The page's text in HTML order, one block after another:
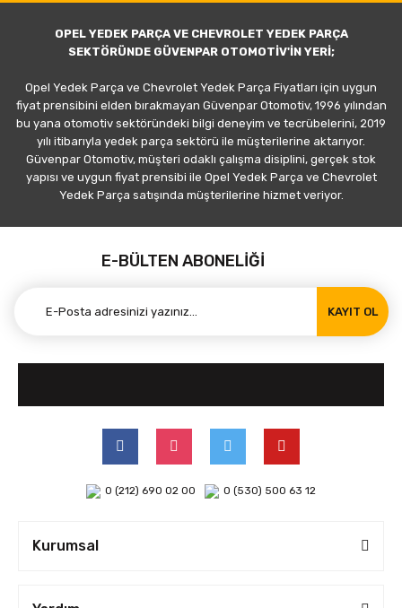
OPEL YEDEK PARÇA VE CHEVROLET YEDEK PARÇA
SEKTÖRÜNDE GÜVENPAR OTOMOTİV'İN YERİ;
Opel Yedek Parça ve Chevrolet Yedek Parça Fiyatları için uygun
fiyat prensibini elden bırakmayan Güvenpar Otomotiv, 1996 yılından
bu yana otomotiv sektöründeki bilgi deneyim ve tecrübelerini, 2019
yılı itibarıyla yedek parça sektörü ile müşterilerine aktarıyor.
Güvenpar Otomotiv, müşteri odaklı çalışma disiplini, gerçek stok
yapısı ve uygun fiyat prensibi ile Opel Yedek Parça ve Chevrolet
Yedek Parça satışında müşterilerine hizmet veriyor.
E-BÜLTEN ABONELİĞİ
KAYIT OL
0 (212) 690 02 00 0 (530) 500 63 12
Kurumsal